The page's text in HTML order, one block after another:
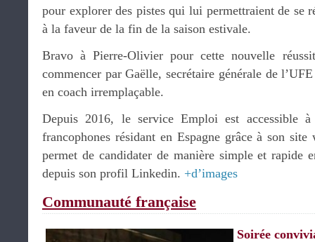
pour explorer des pistes qui lui permettraient de se
à la faveur de la fin de la saison estivale.
Bravo à Pierre-Olivier pour cette nouvelle
commencer par Gaëlle, secrétaire générale de
en coach irremplaçable.
Depuis 2016, le service Emploi est accessible à
francophones résidant en Espagne grâce à son
permet de candidater de manière simple et rapide
depuis son profil Linkedin. +d’images
Communauté française
Soirée